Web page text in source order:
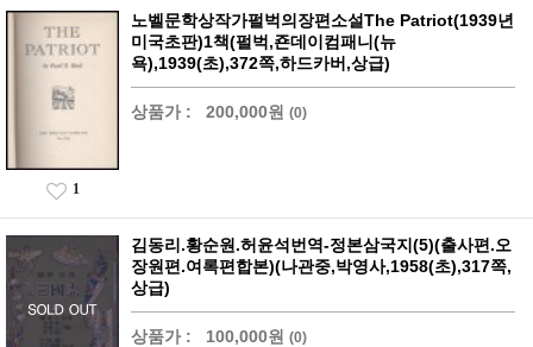
노벨문학상작가펄벅의장편소설The Patriot(1939년
미국초판)1책(펄벅,죤데이컴패니(뉴
욕),1939(초),372쪽,하드카버,상급)
상품가 : 200,000원 (0)
1
김동리.황순원.허윤석번역-정본삼국지(5)(출사편.오
장원편.여록편합본)(나관중,박영사,1958(초),317쪽,
상급)
상품가 : 100,000원 (0)